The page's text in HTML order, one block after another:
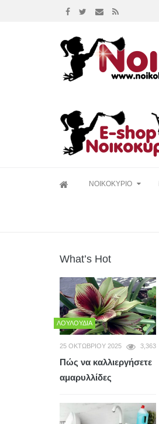
to
ΝΟΙΚΟΚΥΡΙΟ
What’s Hot
ΛΟΥΛΟΎΔΙΑ
25 ΟΚΤΩΒΡΊΟΥ 2025 3,363
Πώς να καλλιεργήσετε
αμαρυλλίδες